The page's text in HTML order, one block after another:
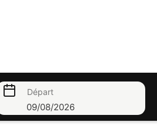
Départ
09/08/2026